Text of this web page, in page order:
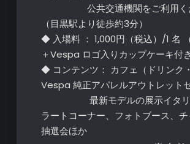
公共交通機関をご利用くだ
（目黒駅より徒歩約3分）
◆ 入場料 ： 1,000円（税込）/1 名
＋Vespa ロゴ入りカップケーキ付き
◆ コンテンツ： カフェ（ドリンク・
Vespa 純正アパレルアウトレットセ
最新モデルの展示イタリ
ラートコーナー、フォトブース、チ
抽選会ほか